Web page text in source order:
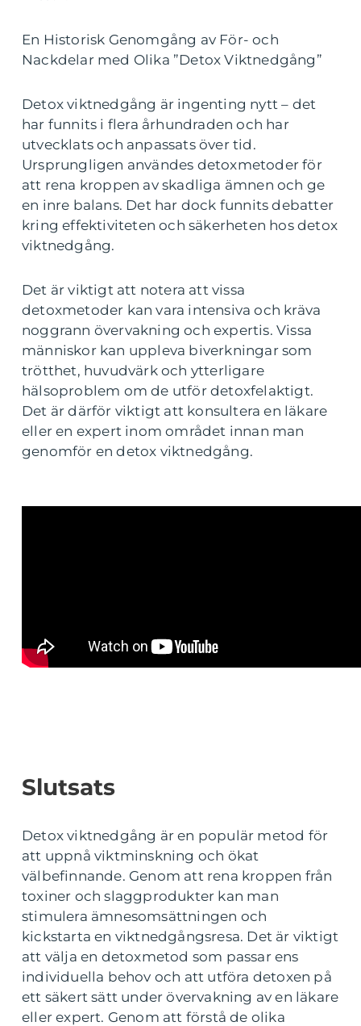
En Historisk Genomgång av För- och
Nackdelar med Olika ”Detox Viktnedgång”
Detox viktnedgång är ingenting nytt – det
har funnits i flera århundraden och har
utvecklats och anpassats över tid.
Ursprungligen användes detoxmetoder för
att rena kroppen av skadliga ämnen och ge
en inre balans. Det har dock funnits debatter
kring effektiviteten och säkerheten hos detox
viktnedgång.
Det är viktigt att notera att vissa
detoxmetoder kan vara intensiva och kräva
noggrann övervakning och expertis. Vissa
människor kan uppleva biverkningar som
trötthet, huvudvärk och ytterligare
hälsoproblem om de utför detoxfelaktigt.
Det är därför viktigt att konsultera en läkare
eller en expert inom området innan man
genomför en detox viktnedgång.
Slutsats
Detox viktnedgång är en populär metod för
att uppnå viktminskning och ökat
välbefinnande. Genom att rena kroppen från
toxiner och slaggprodukter kan man
stimulera ämnesomsättningen och
kickstarta en viktnedgångsresa. Det är viktigt
att välja en detoxmetod som passar ens
individuella behov och att utföra detoxen på
ett säkert sätt under övervakning av en läkare
eller expert. Genom att förstå de olika